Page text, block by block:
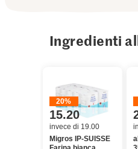
Ingredienti
20%
15.20
invece di 19.00
Migros IP-SUISSE